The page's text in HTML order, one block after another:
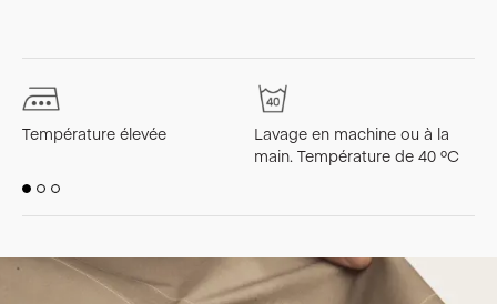
Température élevée
Lavage en machine ou à la
main. Température de 40 ºC